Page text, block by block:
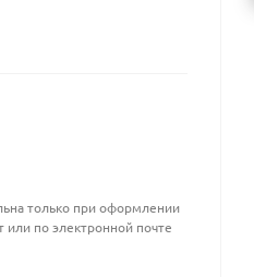
только при оформлении
или по электронной почте